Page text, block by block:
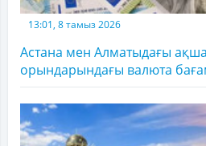
13:01, 8 тамыз 2026
Астана мен Алматыдағы
орындарындағы валюта